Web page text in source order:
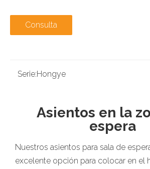
Consulta
Serie:Hongye
Asientos en la
espera
Nuestros asientos para sala de
excelente opción para colocar en el